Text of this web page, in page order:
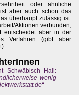
oder ähnliche
aber auch schon das
überhaupt zulässig ist.
Aktionen verbunden,
entscheidet aber in der
Verfahren (gibt aber
Schwäbisch Hall:
wenig